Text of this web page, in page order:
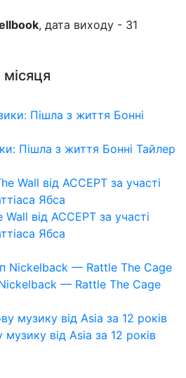
, дата виходу - 31
Пішла з життя Бонні Тайлер
від ACCEPT за участі
Ябса
— Rattle The Cage
від Asia за 12 років